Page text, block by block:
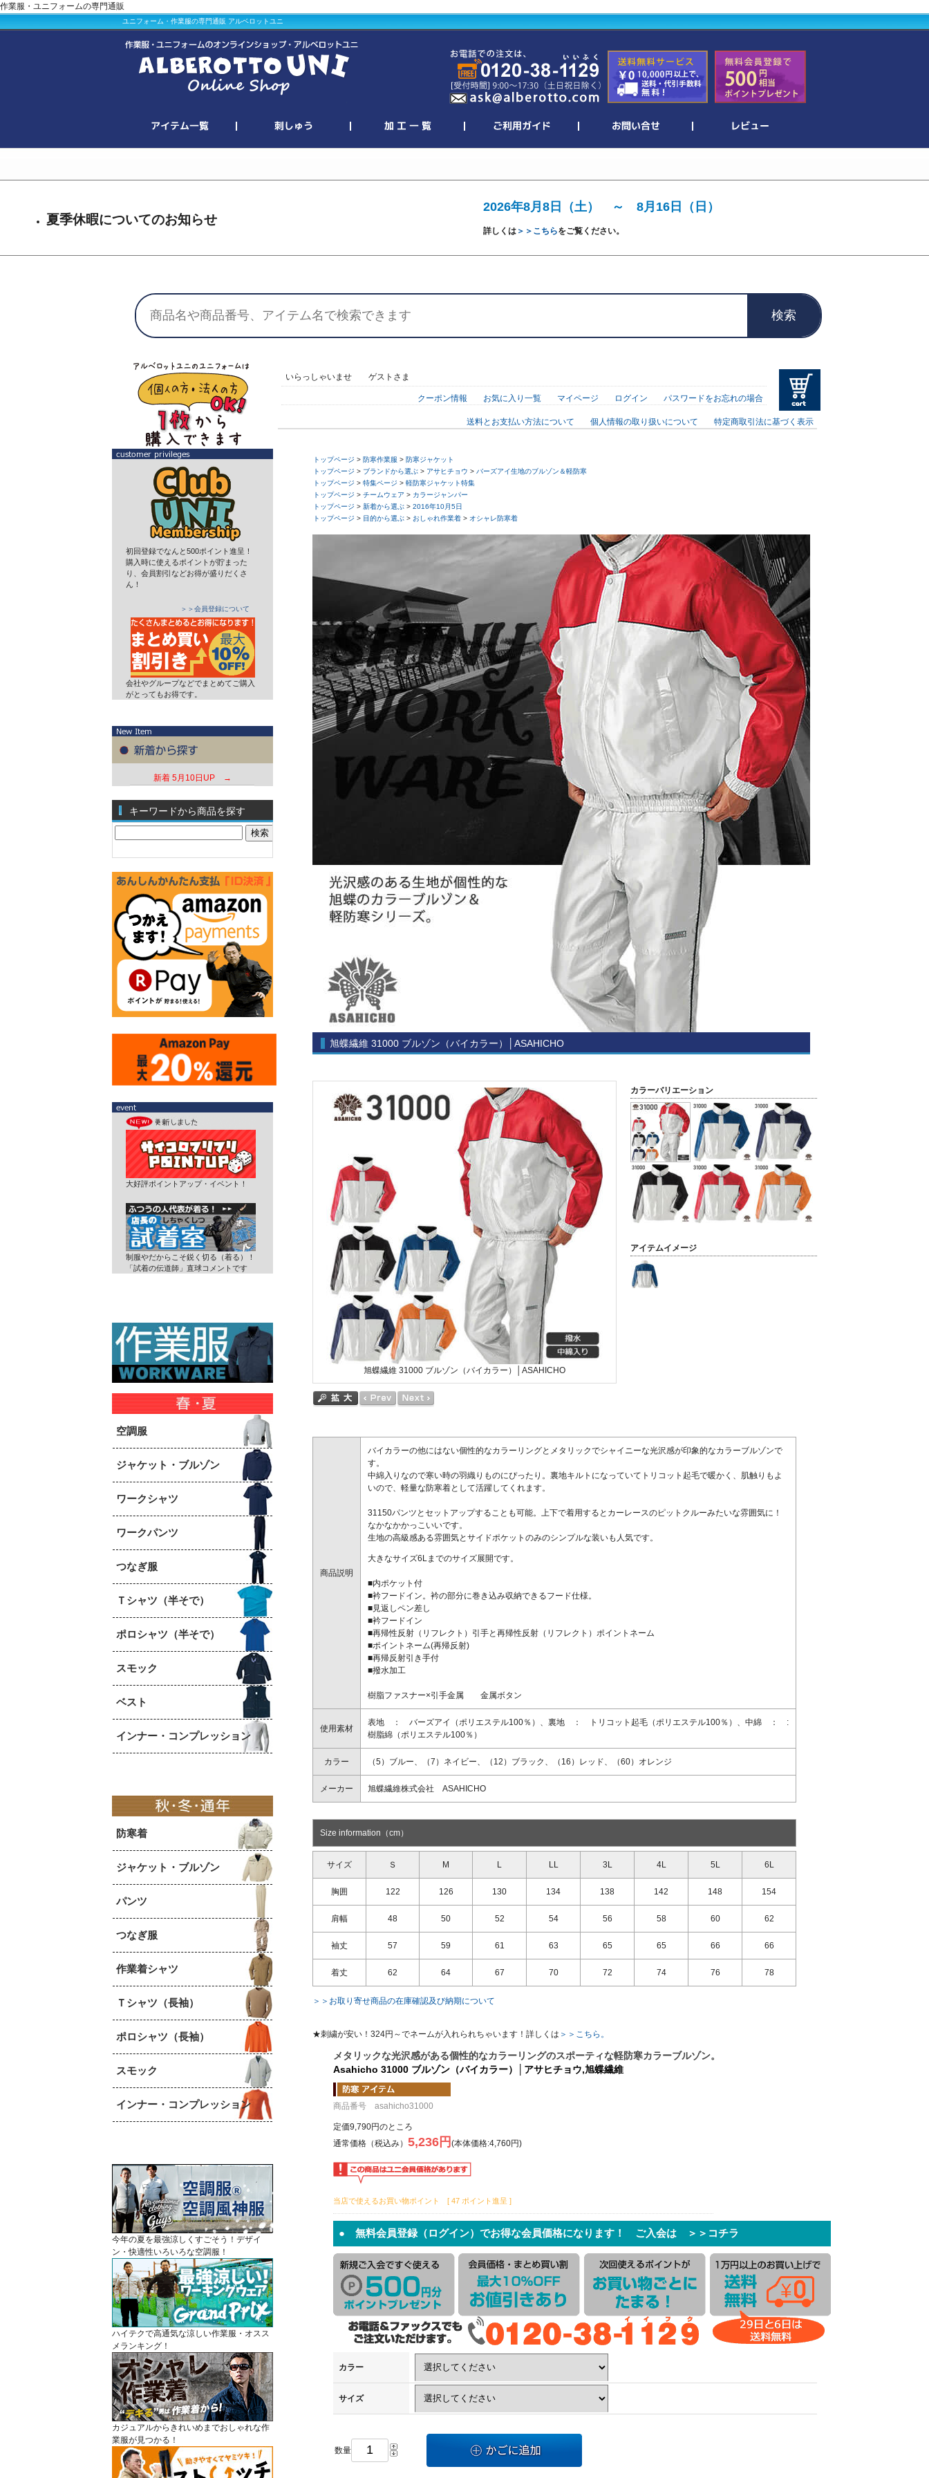
作業服・ユニフォームの専門通販
ユニフォーム・作業服の専門通販 アルベロットユニ
夏季休暇についてのお知らせ
2026年8月8日（土） ～ 8月16日（日）
詳しくは＞＞こちらをご覧ください。
検索
初回登録でなんと500ポイント進呈！
購入時に使えるポイントが貯まった
り、会員割引などお得が盛りだくさ
ん！
＞＞会員登録について
会社やグループなどでまとめてご購入
がとってもお得です。
新着 5月10日UP →
キーワードから商品を探す
大好評ポイントアップ・イベント！
制服やだからこそ鋭く切る（着る）！
「試着の伝道師」直球コメントです
空調服
ジャケット・ブルゾン
ワークシャツ
ワークパンツ
つなぎ服
Ｔシャツ（半そで）
ポロシャツ（半そで）
スモック
ベスト
インナー・コンプレッション
防寒着
ジャケット・ブルゾン
パンツ
つなぎ服
作業着シャツ
Ｔシャツ（長袖）
ポロシャツ（長袖）
スモック
インナー・コンプレッション
今年の夏を最強涼しくすごそう！デザイ
ン・快適性いろいろな空調服！
ハイテクで高通気な涼しい作業服・オスス
メランキング！
カジュアルからきれいめまでおしゃれな作
業服が見つかる！
いらっしゃいませ ゲストさま
クーポン情報 お気に入り一覧 マイページ ログイン パスワードをお忘れの場合
送料とお支払い方法について 個人情報の取り扱いについて 特定商取引法に基づく表示
トップページ > 防寒作業服 > 防寒ジャケット
トップページ > ブランドから選ぶ > アサヒチョウ > バーズアイ生地のブルゾン＆軽防寒
トップページ > 特集ページ > 軽防寒ジャケット特集
トップページ > チームウェア > カラージャンパー
トップページ > 新着から選ぶ > 2016年10月5日
トップページ > 目的から選ぶ > おしゃれ作業着 > オシャレ防寒着
旭蝶繊維 31000 ブルゾン（バイカラー）│ASAHICHO
カラーバリエーション
アイテムイメージ
旭蝶繊維 31000 ブルゾン（バイカラー）│ASAHICHO
商品説明
バイカラーの他にはない個性的なカラーリングとメタリックでシャイニーな光沢感が印象的なカラーブルゾンで
す。
中綿入りなので寒い時の羽織りものにぴったり。裏地キルトになっていてトリコット起毛で暖かく、肌触りもよ
いので、軽量な防寒着として活躍してくれます。
31150パンツとセットアップすることも可能。上下で着用するとカーレースのピットクルーみたいな雰囲気に！
なかなかかっこいいです。
生地の高級感ある雰囲気とサイドポケットのみのシンプルな装いも人気です。
大きなサイズ6Lまでのサイズ展開です。
■内ポケット付
■衿フードイン。衿の部分に巻き込み収納できるフード仕様。
■見返しペン差し
■衿フードイン
■再帰性反射（リフレクト）引手と再帰性反射（リフレクト）ポイントネーム
■ポイントネーム(再帰反射)
■再帰反射引き手付
■撥水加工
樹脂ファスナー×引手金属 金属ボタン
使用素材
表地 ： バーズアイ（ポリエステル100％）、裏地 ： トリコット起毛（ポリエステル100％）、中綿 ： :
樹脂綿（ポリエステル100％）
カラー （5）ブルー、（7）ネイビー、（12）ブラック、（16）レッド、（60）オレンジ
メーカー 旭蝶繊維株式会社 ASAHICHO
Size information（cm）
サイズ Ｓ M L LL 3L 4L 5L 6L
胸囲 122 126 130 134 138 142 148 154
肩幅 48 50 52 54 56 58 60 62
袖丈 57 59 61 63 65 65 66 66
着丈 62 64 67 70 72 74 76 78
＞＞お取り寄せ商品の在庫確認及び納期について
★刺繍が安い！324円～でネームが入れられちゃいます！詳しくは ＞＞こちら。
メタリックな光沢感がある個性的なカラーリングのスポーティな軽防寒カラーブルゾン。
Asahicho 31000 ブルゾン（バイカラー）│アサヒチョウ,旭蝶繊維
商品番号 asahicho31000
定価9,790円のところ
通常価格（税込み） 5,236円 (本体価格:4,760円)
当店で使えるお買い物ポイント [ 47 ポイント進呈 ]
● 無料会員登録（ログイン）でお得な会員価格になります！ ご入会は ＞＞コチラ
カラー
サイズ
数量